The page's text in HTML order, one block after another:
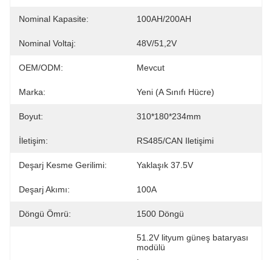
Nominal Kapasite: 100AH/200AH
Nominal Voltaj: 48V/51,2V
OEM/ODM: Mevcut
Marka: Yeni (A Sınıfı Hücre)
Boyut: 310*180*234mm
İletişim: RS485/CAN Iletişimi
Deşarj Kesme Gerilimi: Yaklaşık 37.5V
Deşarj Akımı: 100A
Döngü Ömrü: 1500 Döngü
51.2V lityum güneş bataryası
modülü